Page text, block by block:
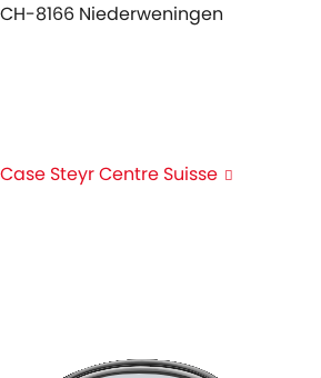
CH-8166 Niederweningen
Case Steyr Centre Suisse